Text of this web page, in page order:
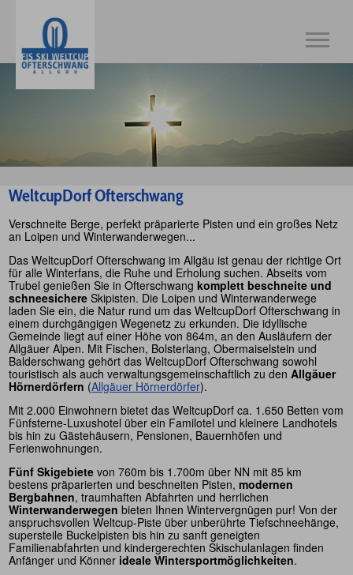
WeltcupDorf Ofterschwang
Verschneite Berge, perfekt präparierte Pisten und ein großes Netz
an Loipen und Winterwanderwegen...
Das WeltcupDorf Ofterschwang im Allgäu ist genau der richtige Ort
für alle Winterfans, die Ruhe und Erholung suchen. Abseits vom
Trubel genießen Sie in Ofterschwangkomplett beschneite und
schneesichere Skipisten. Die Loipen und Winterwanderwege
laden Sie ein, die Natur rund um das WeltcupDorf Ofterschwang in
einem durchgängigen Wegenetz zu erkunden. Die idyllische
Gemeinde liegt auf einer Höhe von 864m, an den Ausläufern der
Allgäuer Alpen. Mit Fischen, Bolsterlang, Obermaiselstein und
Balderschwang gehört das WeltcupDorf Ofterschwang sowohl
touristisch als auch verwaltungsgemeinschaftlich zu denAllgäuer
Hörnerdörfern (Allgäuer Hörnerdörfer).
Mit 2.000 Einwohnern bietet das WeltcupDorf ca. 1.650 Betten vom
Fünfsterne-Luxushotel über ein Familotel und kleinere Landhotels
bis hin zu Gästehäusern, Pensionen, Bauernhöfen und
Ferienwohnungen.
Fünf Skigebiete von 760m bis 1.700m über NN mit 85 km
bestens präparierten und beschneiten Pisten,modernen
Bergbahnen, traumhaften Abfahrten und herrlichen
Winterwanderwegen bieten Ihnen Wintervergnügen pur! Von der
anspruchsvollen Weltcup-Piste über unberührte Tiefschneehänge,
supersteile Buckelpisten bis hin zu sanft geneigten
Familienabfahrten und kindergerechten Skischulanlagen finden
Anfänger und Könner ideale Wintersportmöglichkeiten.